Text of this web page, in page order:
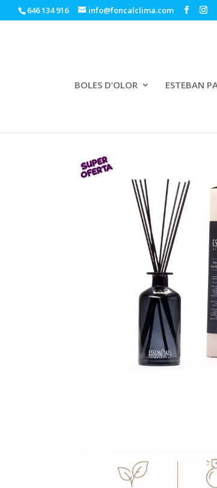
646 134 916 info@foncalclima.com
BOLES D’OLOR ESTEBAN